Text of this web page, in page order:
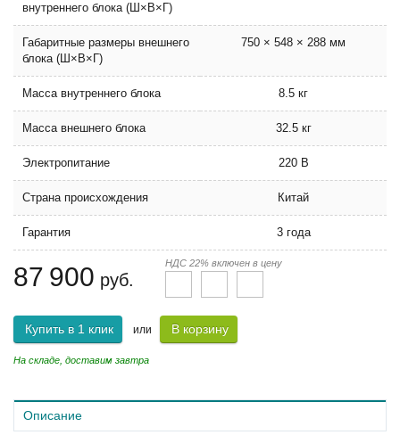
внутреннего блока (Ш×В×Г)
Габаритные размеры внешнего
блока (Ш×В×Г)
750 × 548 × 288 мм
Масса внутреннего блока 8.5 кг
Масса внешнего блока 32.5 кг
Электропитание 220 В
Страна происхождения Китай
Гарантия 3 года
87 900 руб.
НДС 22% включен в цену
Купить в 1 клик или В корзину
На складе, доставим завтра
Описание